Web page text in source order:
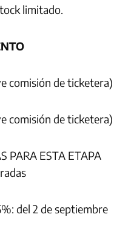
limitado.
comisión de ticketera)
comisión de ticketera)
PARA ESTA ETAPA
del 2 de septiembre